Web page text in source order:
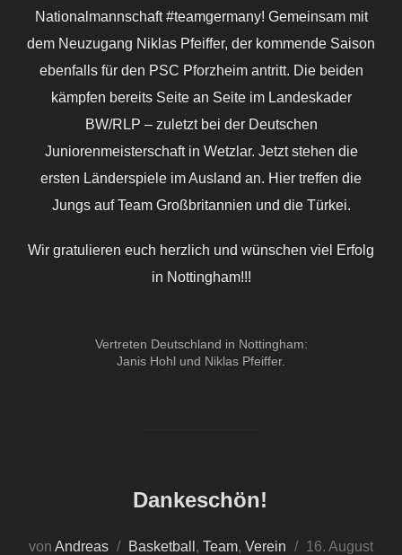
Nationalmannschaft #teamgermany! Gemeinsam mit
dem Neuzugang Niklas Pfeiffer, der kommende Saison
ebenfalls für den PSC Pforzheim antritt. Die beiden
kämpfen bereits Seite an Seite im Landeskader
BW/RLP – zuletzt bei der Deutschen
Juniorenmeisterschaft in Wetzlar. Jetzt stehen die
ersten Länderspiele im Ausland an. Hier treffen die
Jungs auf Team Großbritannien und die Türkei.
Wir gratulieren euch herzlich und wünschen viel Erfolg
in Nottingham!!!
Vertreten Deutschland in Nottingham:
Janis Hohl und Niklas Pfeiffer.
Dankeschön!
von Andreas Basketball , Team, Verein
Veröffentlicht
16. August